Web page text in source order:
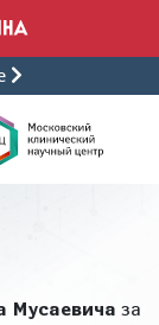
Мусаевича за